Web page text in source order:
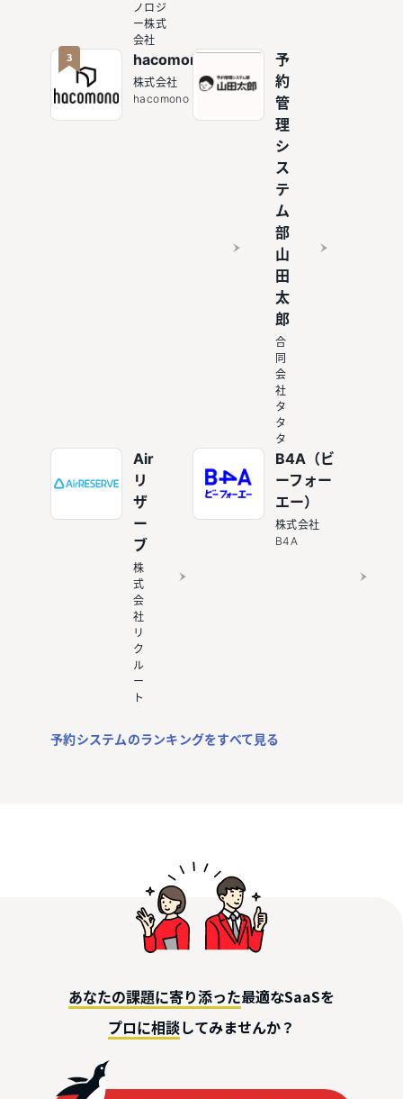
ノロジ
ー株式
会社
3 hacomono
株式会社
hacomono
予
約
管
理
シ
ス
テ
ム
部
山
田
太
郎
合
同
会
社
タ
タ
タ
Air
リ
ザ
ー
ブ
株
式
会
社
リ
ク
ル
ー
ト
B4A（ビ
ーフォー
エー）
株式会社
B4A
予約システムのランキングをすべて見る
あなたの課題に寄り添った最適なSaaSを
プロに相談してみませんか？